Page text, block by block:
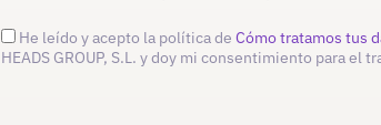
He leído y acepto la política de Cómo tratamos tus
HEADS GROUP, S.L. y doy mi consentimiento para el